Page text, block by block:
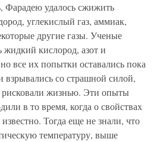
Фарадею удалось сжижить
углекислый газ, аммиак,
другие газы. Ученые
кислород, азот и
все их попытки оставались пока
со страшной силой,
рисковали жизнью. Эти опыты
в то время, когда о свойствах
Тогда еще не знали, что
температуру, выше